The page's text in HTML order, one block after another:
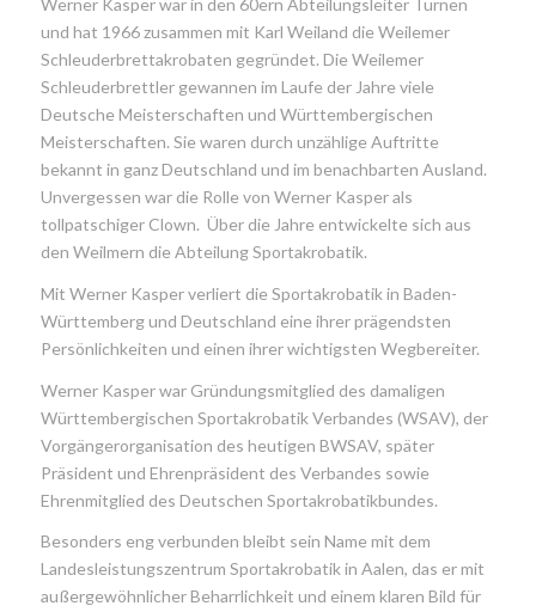
und hat 1966 zusammen mit Karl Weiland die Weilemer
Schleuderbrettakrobaten gegründet. Die Weilemer
Schleuderbrettler gewannen im Laufe der Jahre viele
Deutsche Meisterschaften und Württembergischen
Meisterschaften. Sie waren durch unzählige Auftritte
bekannt in ganz Deutschland und im benachbarten Ausland.
Unvergessen war die Rolle von Werner Kasper als
tollpatschiger Clown. Über die Jahre entwickelte sich aus
den Weilmern die Abteilung Sportakrobatik.
Mit Werner Kasper verliert die Sportakrobatik in Baden-
Württemberg und Deutschland eine ihrer prägendsten
Persönlichkeiten und einen ihrer wichtigsten Wegbereiter.
Werner Kasper war Gründungsmitglied des damaligen
Württembergischen Sportakrobatik Verbandes (WSAV), der
Vorgängerorganisation des heutigen BWSAV, später
Präsident und Ehrenpräsident des Verbandes sowie
Ehrenmitglied des Deutschen Sportakrobatikbundes.
Besonders eng verbunden bleibt sein Name mit dem
Landesleistungszentrum Sportakrobatik in Aalen, das er mit
außergewöhnlicher Beharrlichkeit und einem klaren Bild für